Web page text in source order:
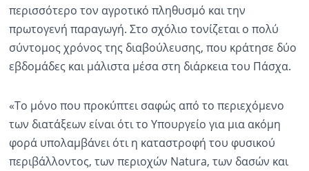
περισσότερο τον αγροτικό πληθυσμό και την
πρωτογενή παραγωγή. Στο σχόλιο τονίζεται ο πολύ
σύντομος χρόνος της διαβούλευσης, που κράτησε δύο
εβδομάδες και μάλιστα μέσα στη διάρκεια του Πάσχα.
«Το μόνο που προκύπτει σαφώς από το περιεχόμενο
των διατάξεων είναι ότι το Υπουργείο για μια ακόμη
φορά υπολαμβάνει ότι η καταστροφή του φυσικού
περιβάλλοντος, των περιοχών Natura, των δασών και